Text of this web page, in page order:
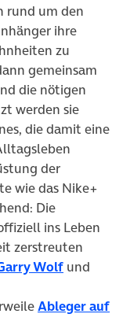
rund um den
ihre
zu
gemeinsam
die nötigen
werden sie
die damit eine
der
wie das Nike+
Die
ins Leben
zerstreuten
Wolf und
Ableger auf